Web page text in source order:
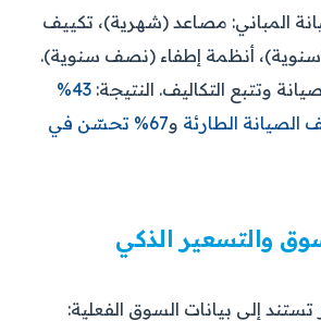
المباني: مصاعد (شهرية)، تكييف
أنظمة إطفاء (نصف سنوية).
وتتبع التكاليف. النتيجة:
43%
الطارئة و
67% تحسّن في
إلى بيانات السوق الفعلية: